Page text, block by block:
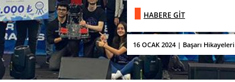
16 OCAK 2024 | Başarı Hikayeleri
HABERE GİT